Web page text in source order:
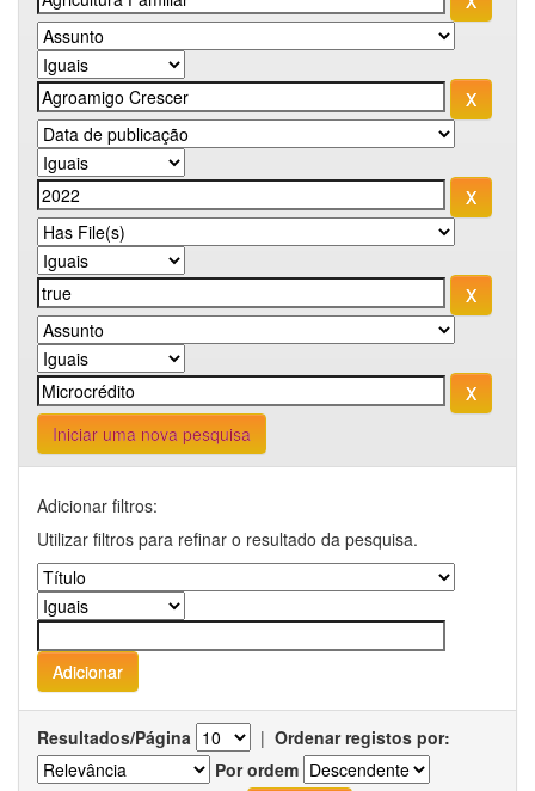
Iniciar uma nova pesquisa
Adicionar filtros:
Utilizar filtros para refinar o resultado da pesquisa.
Resultados/Página | Ordenar registos por:
Por ordem